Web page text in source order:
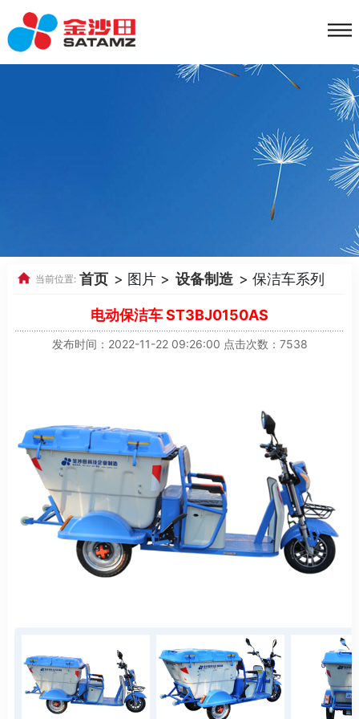
当前位置: 首页 > 图片 > 设备制造 > 保洁车系列
电动保洁车 ST3BJ0150AS
发布时间：2022-11-22 09:26:00 点击次数：7538